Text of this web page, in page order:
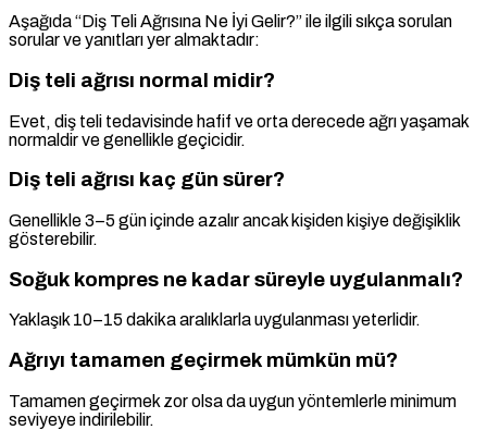
Aşağıda “Diş Teli Ağrısına Ne İyi Gelir?” ile ilgili sıkça sorulan
sorular ve yanıtları yer almaktadır:
Diş teli ağrısı normal midir?
Evet, diş teli tedavisinde hafif ve orta derecede ağrı yaşamak
normaldir ve genellikle geçicidir.
Diş teli ağrısı kaç gün sürer?
Genellikle 3–5 gün içinde azalır ancak kişiden kişiye değişiklik
gösterebilir.
Soğuk kompres ne kadar süreyle uygulanmalı?
Yaklaşık 10–15 dakika aralıklarla uygulanması yeterlidir.
Ağrıyı tamamen geçirmek mümkün mü?
Tamamen geçirmek zor olsa da uygun yöntemlerle minimum
seviyeye indirilebilir.